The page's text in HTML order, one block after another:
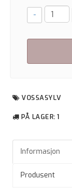
-
VOSSASYLV
PÅ LAGER: 1
Informasjon
Produsent